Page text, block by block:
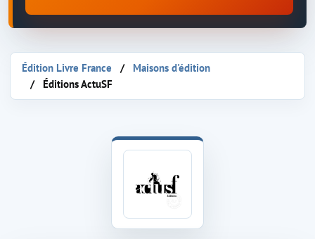
Édition Livre France
Maisons d'édition
Éditions ActuSF
Maison d'édition Éditions ActuSF